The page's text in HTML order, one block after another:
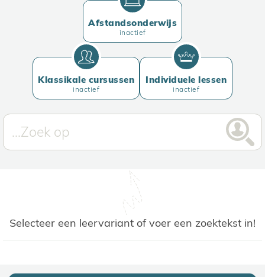
Afstandsonderwijs
inactief
Klassikale cursussen
inactief
Individuele lessen
inactief
Selecteer een leervariant of voer een zoektekst in!